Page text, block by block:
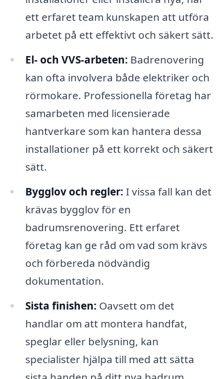
ett erfaret team kunskapen att utföra
arbetet på ett effektivt och säkert sätt.
El- och VVS-arbeten: Badrenovering
kan ofta involvera både elektriker och
rörmokare. Professionella företag har
samarbeten med licensierade
hantverkare som kan hantera dessa
installationer på ett korrekt och säkert
sätt.
Bygglov och regler: I vissa fall kan det
krävas bygglov för en
badrumsrenovering. Ett erfaret
företag kan ge råd om vad som krävs
och förbereda nödvändig
dokumentation.
Sista finishen: Oavsett om det
handlar om att montera handfat,
speglar eller belysning, kan
specialister hjälpa till med att sätta